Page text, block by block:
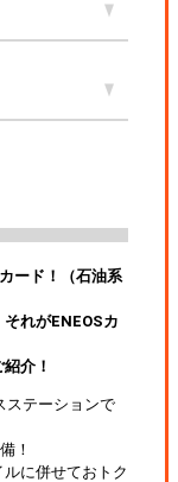
ード！（石油系
れがENEOSカ
介！
ステーションで
！
に併せておトク